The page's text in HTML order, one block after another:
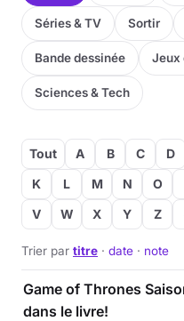
Séries & TV Sortir
Bande dessinée Jeux
Sciences & Tech
Tout A B C D
K
L M N O
V
W X Y Z
Trier par titre · date · note
Game of Thrones
dans le livre!